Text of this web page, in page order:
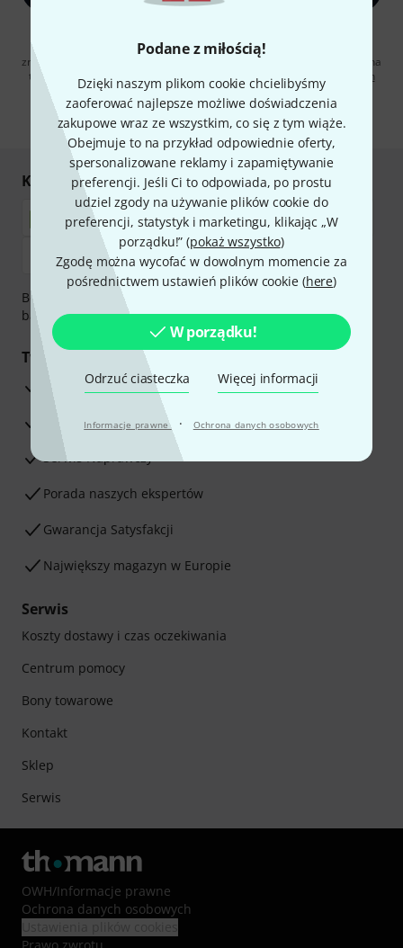
Podane z miłością!
Dzięki naszym plikom cookie chcielibyśmy
zaoferować najlepsze możliwe doświadczenia
zakupowe wraz ze wszystkim, co się z tym wiąże.
Obejmuje to na przykład odpowiednie oferty,
spersonalizowane reklamy i zapamiętywanie
preferencji. Jeśli Ci to odpowiada, po prostu
udziel zgody na używanie plików cookie do
preferencji, statystyk i marketingu, klikając „W
porządku!” (pokaż wszystko)
Zgodę można wycofać w dowolnym momencie za
pośrednictwem ustawień plików cookie (here)
W porządku!
Odrzuć ciasteczka Więcej informacji
Informacje prawne · Ochrona danych osobowych
materialów reklamowych przesyłanych drogą elektroniczną. Możesz
zrezygnować z subskrypcji w dowolnym momencie. Więcej informacji na
temat newslettera można znaleźć w naszych
wytycznych dotyczących
ochrony danych ososbowych.
* Wymagany
Kupuj i płać bezpiecznie
Bezpieczna płatność przez Za pobraniem, Przelew
bankowy, PayPal, Blik lub Karta kredytowa.
Twoje korzyści
3-letnia Gwarancja Thomann
30-dniowa gwarancja zwrotu pieniędzy
Serwis Naprawczy
Porada naszych ekspertów
Gwarancja Satysfakcji
Największy magazyn w Europie
Serwis
Koszty dostawy i czas oczekiwania
Centrum pomocy
Bony towarowe
Kontakt
Sklep
Serwis
OWH/Informacje prawne
Ochrona danych osobowych